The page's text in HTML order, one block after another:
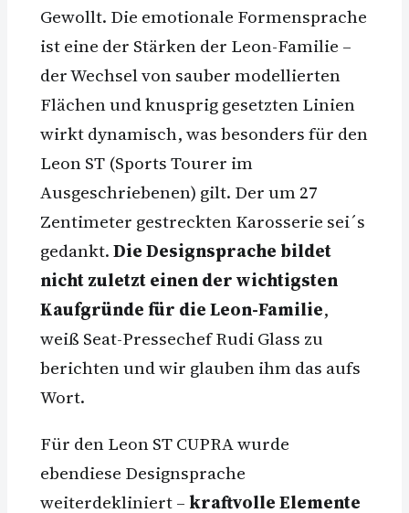
Gewollt. Die emotionale Formensprache
ist eine der Stärken der Leon-Familie –
der Wechsel von sauber modellierten
Flächen und knusprig gesetzten Linien
wirkt dynamisch, was besonders für den
Leon ST (Sports Tourer im
Ausgeschriebenen) gilt. Der um 27
Zentimeter gestreckten Karosserie sei´s
gedankt.Die Designsprache bildet
nicht zuletzt einen der wichtigsten
Kaufgründe für die Leon-Familie,
weiß Seat-Pressechef Rudi Glass zu
berichten und wir glauben ihm das aufs
Wort.
Für den Leon ST CUPRA wurde
ebendiese Designsprache
weiterdekliniert –kraftvolle Elemente